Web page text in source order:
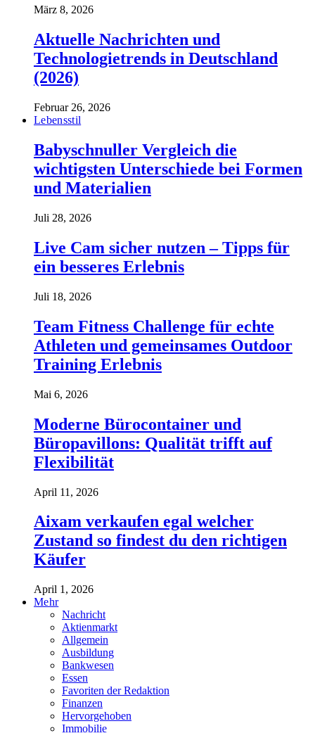
März 8, 2026
Aktuelle Nachrichten und
Technologietrends in Deutschland
(2026)
Februar 26, 2026
Lebensstil
Babyschnuller Vergleich die
wichtigsten Unterschiede bei Formen
und Materialien
Juli 28, 2026
Live Cam sicher nutzen – Tipps für
ein besseres Erlebnis
Juli 18, 2026
Team Fitness Challenge für echte
Athleten und gemeinsames Outdoor
Training Erlebnis
Mai 6, 2026
Moderne Bürocontainer und
Büropavillons: Qualität trifft auf
Flexibilität
April 11, 2026
Aixam verkaufen egal welcher
Zustand so findest du den richtigen
Käufer
April 1, 2026
Mehr
Nachricht
Aktienmarkt
Allgemein
Ausbildung
Bankwesen
Essen
Favoriten der Redaktion
Finanzen
Hervorgehoben
Immobilie